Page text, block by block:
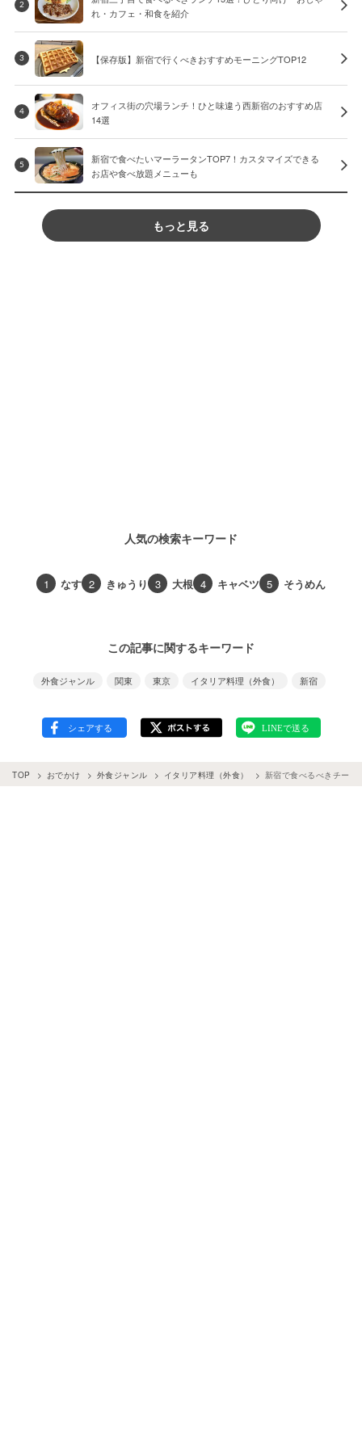
2
れ・カフェ・和食を紹介
3 【保存版】新宿で行くべきおすすめモーニングTOP12
4
オフィス街の穴場ランチ！ひと味違う西新宿のおすすめ店
14選
5
新宿で食べたいマーラータンTOP7！カスタマイズできる
お店や食べ放題メニューも
もっと見る
人気の検索キーワード
1 なす 2 きゅうり 3 大根 4 キャベツ 5 そうめん
この記事に関するキーワード
外食ジャンル 関東 東京 イタリア料理（外食） 新宿
TOP おでかけ 外食ジャンル イタリア料理（外食） 新宿で食べるべきチー